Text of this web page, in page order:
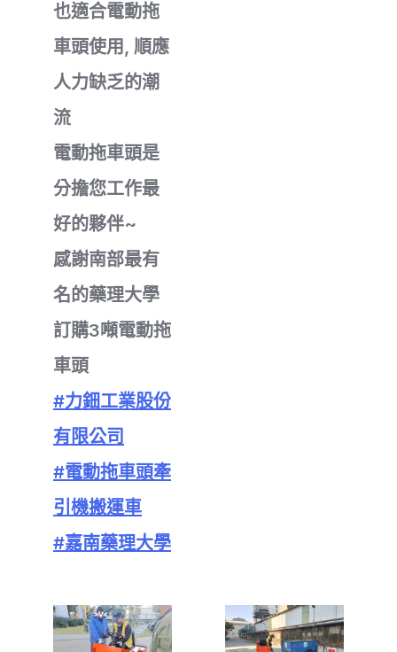
也適合電動拖
車頭使用, 順應
人力缺乏的潮
流
電動拖車頭是
分擔您工作最
好的夥伴~
感謝南部最有
名的藥理大學
訂購3噸電動拖
車頭
#力鈿工業股份
有限公司
#電動拖車頭牽
引機搬運車
#嘉南藥理大學